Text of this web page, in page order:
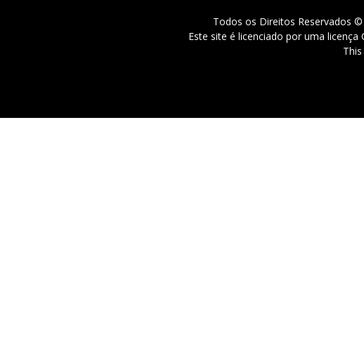
Todos os Direitos Reservados
Este site é licenciado por uma licença